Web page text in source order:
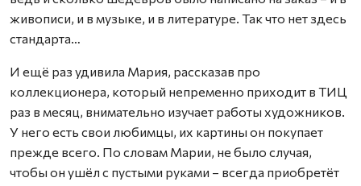
живописи, и в музыке, и в литературе. Так что нет здесь
стандарта…
И ещё раз удивила Мария, рассказав про
коллекционера, который непременно приходит в ТИЦ
раз в месяц, внимательно изучает работы художников.
У него есть свои любимцы, их картины он покупает
прежде всего. По словам Марии, не было случая,
чтобы он ушёл с пустыми руками – всегда приобретёт